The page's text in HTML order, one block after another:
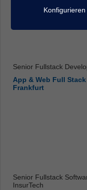
Senior Fullstack
App & Web Full
Frankfurt
Senior Fullstack
InsurTech
Konfigurieren